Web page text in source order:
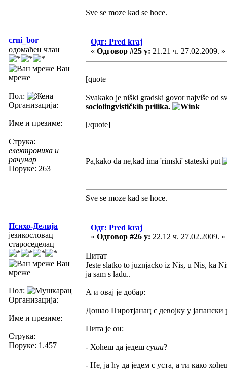
Sve se moze kad se hoce.
crni_bor
одомаћен члан
Ван
мреже
Пол:
Организација:
Име и презиме:
Струка:
електроника и
рачунар
Поруке: 263
Одг: Pred kraj
« Одговор #25 у: 21.21 ч. 27.02.2009. »
[quote
Svakako je niški gradski govor najviše od
sociolingvističkih prilika.
[/quote]
Pa,kako da ne,kad ima 'rimski' stateski put
Sve se moze kad se hoce.
Психо-Делија
језикословац
староседелац
Ван
мреже
Пол:
Организација:
Име и презиме:
Струка:
Поруке: 1.457
Одг: Pred kraj
« Одговор #26 у: 22.12 ч. 27.02.2009. »
Цитат
Jeste slatko to juznjacko iz Nis, u Nis, ka
ja sam s ladu..
А и овај је добар:
Дошао Пиротјанац с девојку у јапански
Пита је он:
- Хоћеш да једеш суши?
- Не, ја ћу да једем с уста, а ти како